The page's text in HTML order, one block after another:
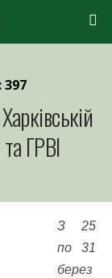
ГРВІ
З 25
по 31
берез